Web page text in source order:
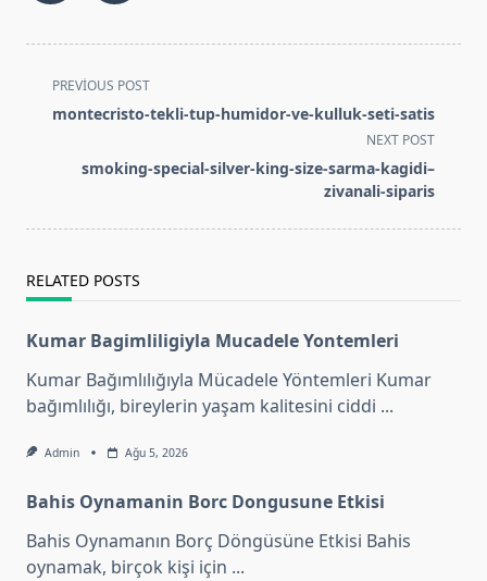
<span
class="nav-
screen-
PREVIOUS POST
montecristo-tekli-tup-humidor-ve-kulluk-seti-satis
NEXT POST
smoking-special-silver-king-size-sarma-kagidi–
zivanali-siparis
RELATED POSTS
Kumar Bagimliligiyla Mucadele Yontemleri
Kumar Bağımlılığıyla Mücadele Yöntemleri Kumar
bağımlılığı, bireylerin yaşam kalitesini ciddi ...
Admin Ağu 5, 2026
Bahis Oynamanin Borc Dongusune Etkisi
Bahis Oynamanın Borç Döngüsüne Etkisi Bahis
oynamak, birçok kişi için ...